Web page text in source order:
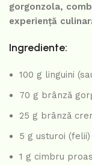
gorgonzola,
experiență
Ingrediente:
100 g linguini
70 g brânză
25 g brânză
5 g usturoi (felii)
1 g cimbru